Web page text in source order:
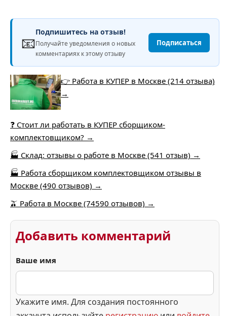
📧
Подпишитесь на отзыв!
Получайте уведомления о новых
комментариях к этому отзыву
Подписаться
👉 Работа в КУПЕР в Москве (214 отзыва)
→
❓ Стоит ли работать в КУПЕР сборщиком-
комплектовщиком? →
🏭 Склад: отзывы о работе в Москве (541 отзыв) →
🏭 Работа сборщиком комплектовщиком отзывы в
Москве (490 отзывов) →
🫒 Работа в Москве (74590 отзывов) →
Добавить комментарий
Ваше имя
Укажите имя. Для создания постоянного